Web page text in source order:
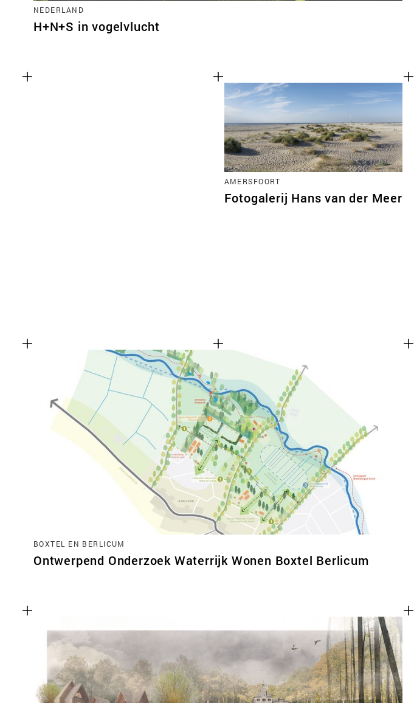
NEDERLAND
H+N+S in vogelvlucht
AMERSFOORT
Fotogalerij Hans van der Meer
BOXTEL EN BERLICUM
Ontwerpend Onderzoek Waterrijk Wonen Boxtel Berlicum